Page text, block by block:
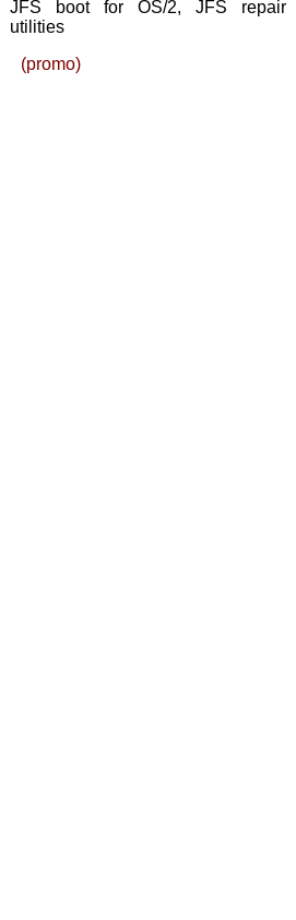
JFS boot for OS/2, JFS repair
utilities
(promo)